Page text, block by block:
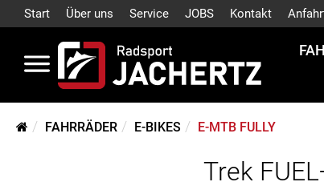
Start Über uns Service JOBS Kontakt
FAHRRÄDER E-BIKES E-MTB FULLY
Trek